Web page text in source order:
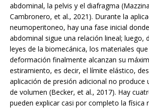
abdominal, la pelvis y el diafragma
Cambronero, et al., 2021). Durante la
neumoperitoneo, hay una fase inicial
abdominal sigue una relación lineal; luego,
leyes de la biomecánica, los materiales
deformación finalmente alcanzan su
estiramiento, es decir, el límite elástico,
aplicación de presión adicional no produce
de volumen (Becker, et al., 2017). Hay
pueden explicar casi por completo la física